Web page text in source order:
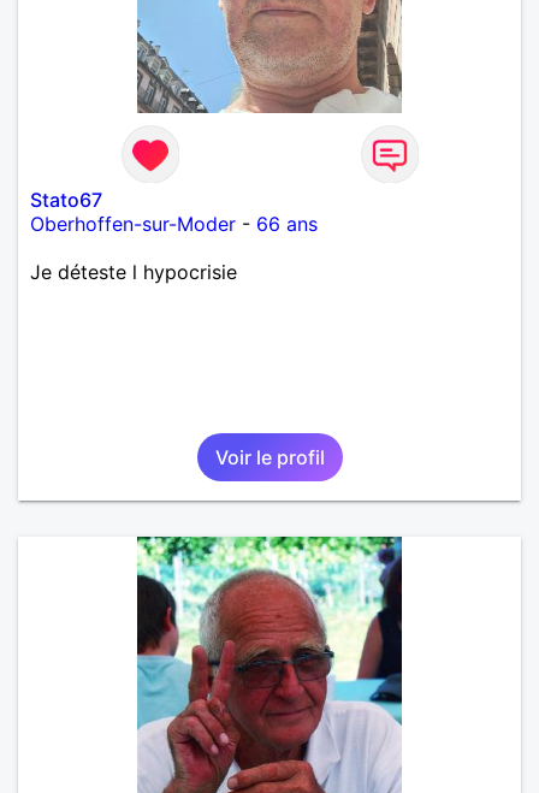
Stato67
Oberhoffen-sur-Moder - 66 ans
Je déteste l hypocrisie
Voir le profil